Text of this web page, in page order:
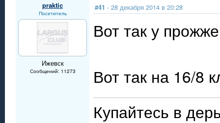
praktic
Посетитель
Ижевск
Сообщений: 11273
#41 - 28 декабря 2014 в 20:28
Вот так у
Вот так на 16/8
Купайтесь в